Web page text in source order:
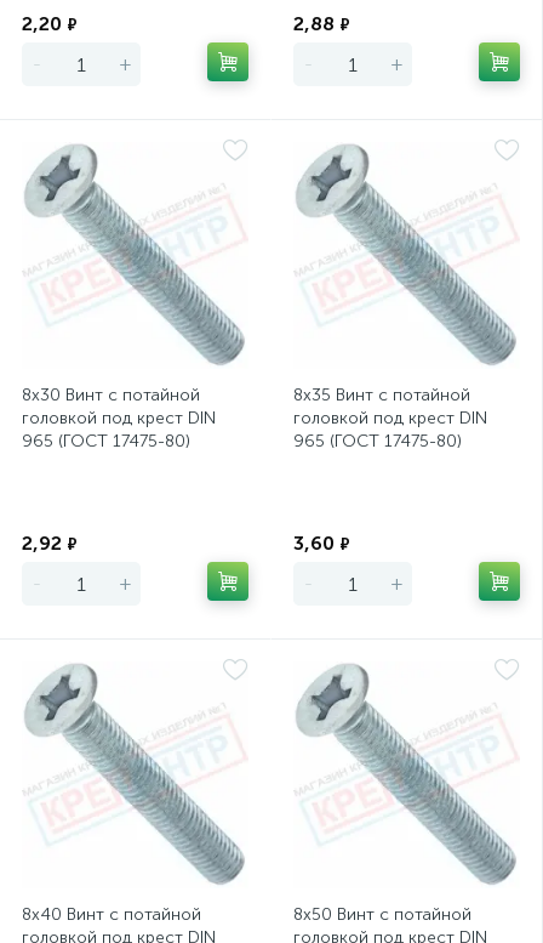
2,20 ₽
- +
2,88 ₽
- +
8х30 Винт с потайной
головкой под крест DIN
965 (ГОСТ 17475-80)
2,92 ₽
- +
8х35 Винт с потайной
головкой под крест DIN
965 (ГОСТ 17475-80)
3,60 ₽
- +
8х40 Винт с потайной
головкой под крест DIN
8х50 Винт с потайной
головкой под крест DIN